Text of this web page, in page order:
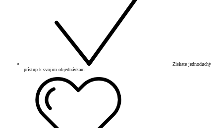
Získate jednoduchý
prístup k svojim objednávkam